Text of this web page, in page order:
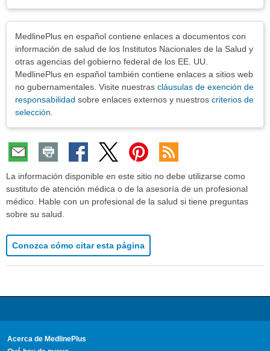
MedlinePlus en español contiene enlaces a documentos con
información de salud de los Institutos Nacionales de la Salud y
otras agencias del gobierno federal de los EE. UU.
MedlinePlus en español también contiene enlaces a sitios web
no gubernamentales. Visite nuestras cláusulas de exención de
responsabilidad sobre enlaces externos y nuestros criterios de
selección
La información disponible en este sitio no debe utilizarse como
sustituto de atención médica o de la asesoría de un profesional
médico. Hable con un profesional de la salud si tiene preguntas
sobre su salud.
Conozca cómo citar esta página
Acerca de MedlinePlus